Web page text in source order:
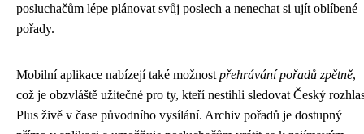
posluchačům lépe plánovat svůj poslech a nenechat si ujít oblíbené
pořady.
Mobilní aplikace nabízejí také možnost přehrávání pořadů zpětně,
což je obzvláště užitečné pro ty, kteří nestihli sledovat Český
Plus živě v čase původního vysílání. Archiv pořadů je dostupný